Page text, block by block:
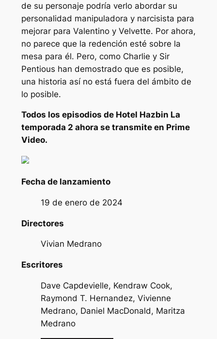
de su personaje podría verlo abordar su
personalidad manipuladora y narcisista para
mejorar para Valentino y Velvette. Por ahora,
no parece que la redención esté sobre la
mesa para él. Pero, como Charlie y Sir
Pentious han demostrado que es posible,
una historia así no está fuera del ámbito de
lo posible.
Todos los episodios de Hotel Hazbin La
temporada 2 ahora se transmite en Prime
Video.
Fecha de lanzamiento
19 de enero de 2024
Directores
Vivian Medrano
Escritores
Dave Capdevielle, Kendraw Cook,
Raymond T. Hernandez, Vivienne
Medrano, Daniel MacDonald, Maritza
Medrano